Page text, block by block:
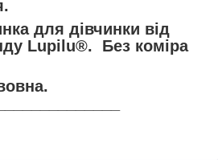
для дівчинки від
Lupilu®. Без коміра